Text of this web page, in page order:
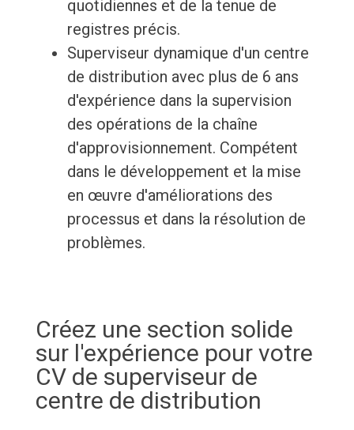
quotidiennes et de la tenue de
registres précis.
Superviseur dynamique d'un centre
de distribution avec plus de 6 ans
d'expérience dans la supervision
des opérations de la chaîne
d'approvisionnement. Compétent
dans le développement et la mise
en œuvre d'améliorations des
processus et dans la résolution de
problèmes.
Créez une section solide
sur l'expérience pour votre
CV de superviseur de
centre de distribution